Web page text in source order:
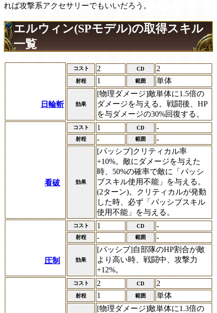
れば攻撃系アクセサリーでもいいだろう。
エルウィン(SPモデル)の取得スキル
一覧
日輪斬
コスト 2 CD 2
射程 1 範囲 単体
効果
[物理ダメージ]敵単体に1.5倍の
ダメージを与える。戦闘後、HP
を与ダメージの30%回復する。
看破
コスト 1 CD -
射程 - 範囲 -
効果
[パッシブ]クリティカル率
+10%。敵にダメージを与えた
時、50%の確率で敵に「パッシ
ブスキル使用不能」を与える。
(2ターン)。クリティカルが発動
した時、必ず「パッシブスキル
使用不能」を与える。
圧制
コスト 1 CD -
射程 - 範囲 -
効果
[パッシブ]自部隊のHP割合が敵
より高い時、戦闘中、攻撃力
+12%。
コスト 2 CD 2
射程 1 範囲 単体
[物理ダメージ]敵単体に1.3倍の